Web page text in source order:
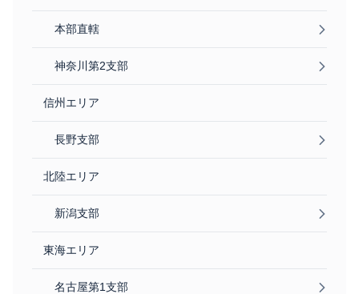
本部直轄
神奈川第2支部
信州エリア
長野支部
北陸エリア
新潟支部
東海エリア
名古屋第1支部